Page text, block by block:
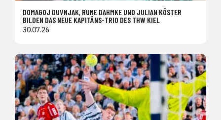
DOMAGOJ DUVNJAK, RUNE DAHMKE UND JULIAN KÖSTER
BILDEN DAS NEUE KAPITÄNS-TRIO DES THW KIEL
30.07.26